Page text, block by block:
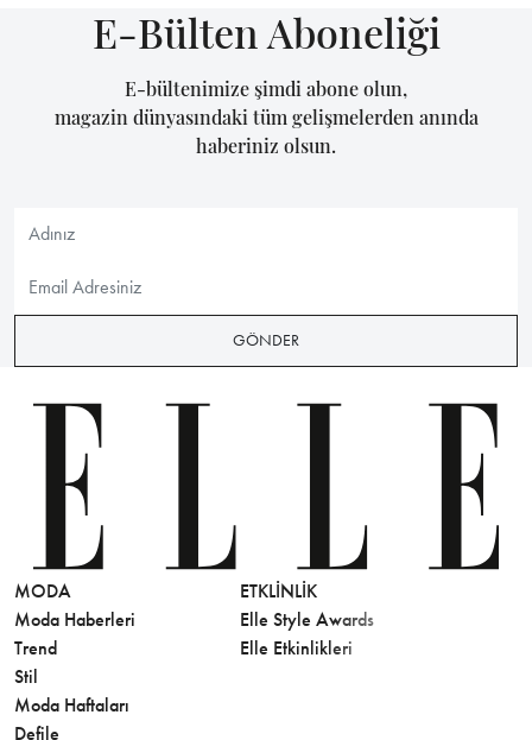
E-Bülten Aboneliği
E-bültenimize şimdi abone olun,
magazin dünyasındaki tüm gelişmelerden anında
haberiniz olsun.
GÖNDER
MODA
Moda Haberleri
Trend
Stil
Moda Haftaları
Defile
ETKLINLIK
Elle Style Awards
Elle Etkinlikleri